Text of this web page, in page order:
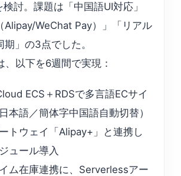
討。課題は「中国語UI対応」
Alipay/WeChat Pay）」「リアル
期」の3点でした。
、以下を6週間で実現：
ECS＋RDSで多言語ECサイ
本語／簡体字中国語自動切替）
トウェイ「Alipay+」と連携し
ュール導入
ム在庫連携に、Serverlessアー